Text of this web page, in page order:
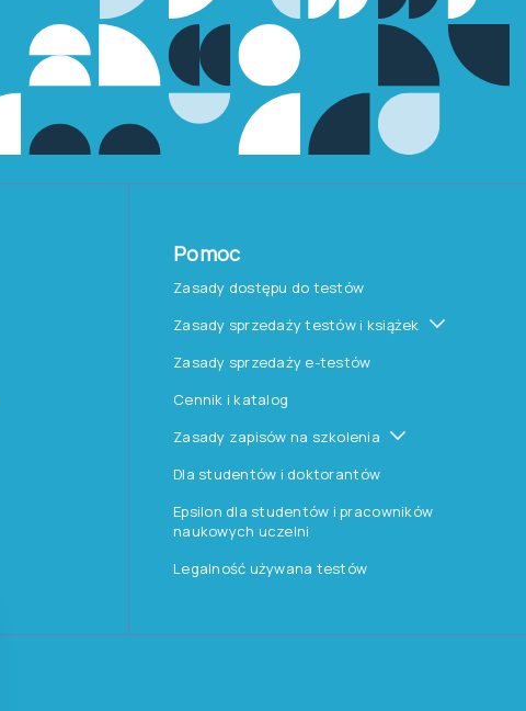
Pomoc
Zasady dostępu do testów
Zasady sprzedaży testów i książek
Zasady sprzedaży e-testów
Cennik i katalog
Zasady zapisów na szkolenia
Dla studentów i doktorantów
Epsilon dla studentów i pracowników
naukowych uczelni
Legalność używana testów